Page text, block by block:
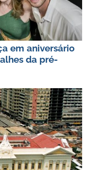
em aniversário
da pré-